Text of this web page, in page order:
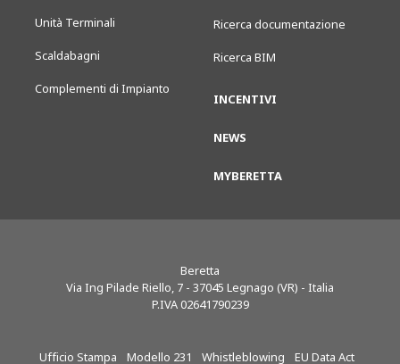
Unità Terminali
Scaldabagni
Complementi di Impianto
Ricerca documentazione
Ricerca BIM
INCENTIVI
NEWS
MYBERETTA
Beretta
Via Ing Pilade Riello, 7 - 37045 Legnago (VR) - Italia
P.IVA 02641790239
Ufficio Stampa Modello 231 Whistleblowing EU Data Act